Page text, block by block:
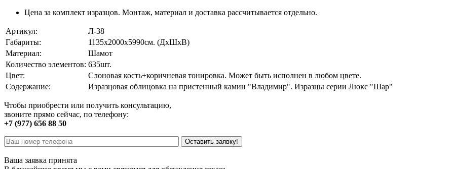
Цена за комплект изразцов. Монтаж, материал и доставка рассчитывается отдельно.
Артикул:
Л-38
Габариты:
1135х2000х5990см. (ДхШхВ)
Материал:
Шамот
Количество элементов: 635шт.
Цвет:
Слоновая кость+коричневая тонировка. Может быть исполнен в любом цвете.
Содержание:
Изразцовая облицовка на пристенный камин "Владимир". Изразцы серии Люкс "Шар"
Чтобы приобрести или получить консультацию,
звоните прямо сейчас, по телефону:
+7 (977) 656 88 50
Ваша заявка принята